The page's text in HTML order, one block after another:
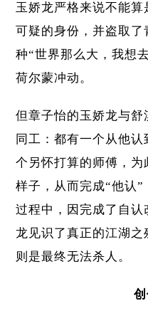
玉娇龙严格来说不能
可疑的身份，并盗取
种“世界那么大，我想
荷尔蒙冲动。
但章子怡的玉娇龙与
同工：都有一个从他
个另怀打算的师傅，
样子，从而完成“他认
过程中，因完成了自
龙见识了真正的江湖
则是最终无法杀人。